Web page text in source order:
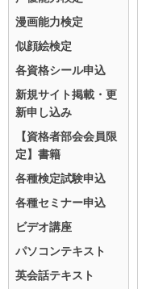
漫画能力検定
似顔絵検定
各資格シール申込
新規サイト掲載・更
新申し込み
【資格者部会会員限
定】書籍
各種検定試験申込
各種セミナー申込
ビデオ講座
パソコンテキスト
英会話テキスト